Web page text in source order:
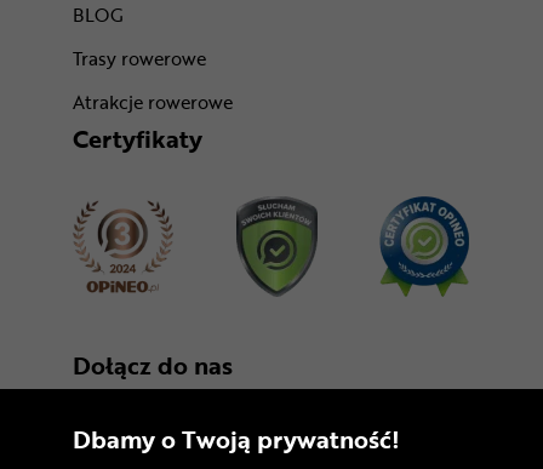
BLOG
Trasy rowerowe
Atrakcje rowerowe
Certyfikaty
Dołącz do nas
Dbamy o Twoją prywatność!